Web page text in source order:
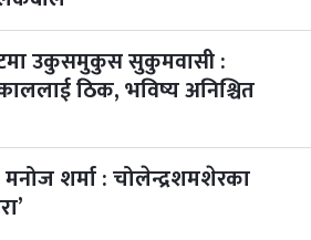
व्रत २ महिना बाँकी
-Nov 8, 2026
३ महिना बाँकी
उकुसमुकुस सुकुमवासी :
ठिक, भविष्य अनिश्चित
मनोज शर्मा : चोलेन्द्रशमशेरका